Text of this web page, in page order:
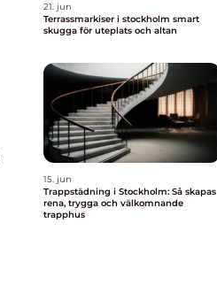
21. jun
Terrassmarkiser i stockholm smart
skugga för uteplats och altan
15. jun
Trappstädning i Stockholm: Så skapas
rena, trygga och välkomnande
trapphus